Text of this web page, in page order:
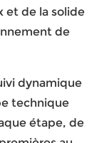
et de la solide
de
dynamique
technique
étape, de